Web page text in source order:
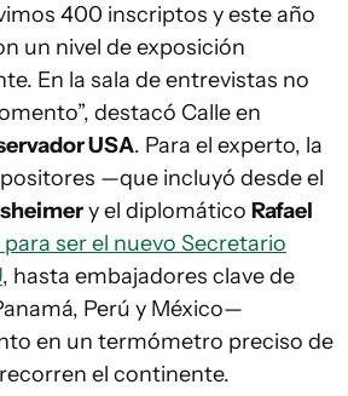
400 inscriptos y este año
un nivel de exposición
En la sala de entrevistas no
destacó Calle en
USA. Para el experto, la
—que incluyó desde el
y el diplomático Rafael
ser el nuevo Secretario
, hasta embajadores clave de
Perú y México—
en un termómetro preciso de
el continente.